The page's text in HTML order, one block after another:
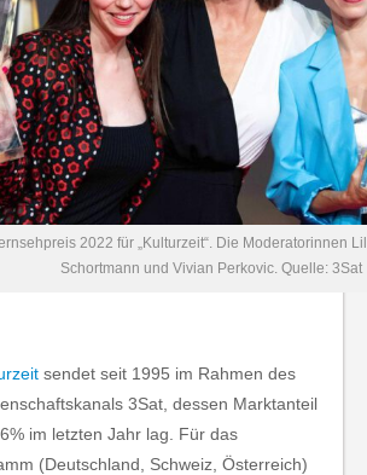
2022 für „Kulturzeit“. Die Moderatorinnen
Schortmann und Vivian Perkovic. Quelle: 3Sat
sendet seit 1995 im Rahmen des
3Sat, dessen Marktanteil
im letzten Jahr lag. Für das
(Deutschland, Schweiz, Österreich)